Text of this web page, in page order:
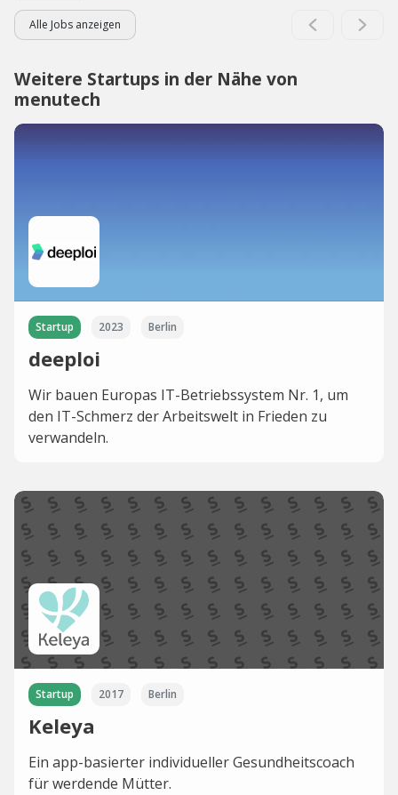
Alle Jobs anzeigen
Weitere Startups in der Nähe von
menutech
Startup 2023 Berlin
deeploi
Wir bauen Europas IT-Betriebssystem Nr. 1, um
den IT-Schmerz der Arbeitswelt in Frieden zu
verwandeln.
Startup 2017 Berlin
Keleya
Ein app-basierter individueller Gesundheitscoach
für werdende Mütter.